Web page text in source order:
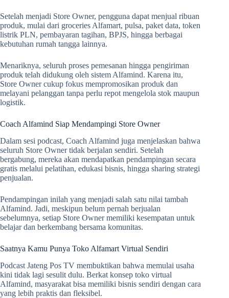
Setelah menjadi Store Owner, pengguna dapat menjual ribuan
produk, mulai dari groceries Alfamart, pulsa, paket data, token
listrik PLN, pembayaran tagihan, BPJS, hingga berbagai
kebutuhan rumah tangga lainnya.
Menariknya, seluruh proses pemesanan hingga pengiriman
produk telah didukung oleh sistem Alfamind. Karena itu,
Store Owner cukup fokus mempromosikan produk dan
melayani pelanggan tanpa perlu repot mengelola stok maupun
logistik.
Coach Alfamind Siap Mendampingi Store Owner
Dalam sesi podcast, Coach Alfamind juga menjelaskan bahwa
seluruh Store Owner tidak berjalan sendiri. Setelah
bergabung, mereka akan mendapatkan pendampingan secara
gratis melalui pelatihan, edukasi bisnis, hingga sharing strategi
penjualan.
Pendampingan inilah yang menjadi salah satu nilai tambah
Alfamind. Jadi, meskipun belum pernah berjualan
sebelumnya, setiap Store Owner memiliki kesempatan untuk
belajar dan berkembang bersama komunitas.
Saatnya Kamu Punya Toko Alfamart Virtual Sendiri
Podcast Jateng Pos TV membuktikan bahwa memulai usaha
kini tidak lagi sesulit dulu. Berkat konsep toko virtual
Alfamind, masyarakat bisa memiliki bisnis sendiri dengan cara
yang lebih praktis dan fleksibel.